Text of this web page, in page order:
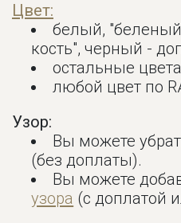
Цвет:
белый,
кость", черный -
остальные
любой цвет по
Узор:
Вы можете
(без доплаты).
Вы можете
узора (с доплатой